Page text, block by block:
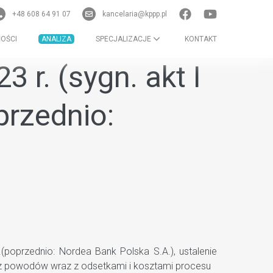
+48 608 64 91 07 kancelaria@kppp.pl
ANALIZA SPECJALIZACJE KONTAKT
r. (sygn. akt I
Nordea Bank Polska S.A.), ustalenie
powodów wraz z odsetkami i kosztami procesu